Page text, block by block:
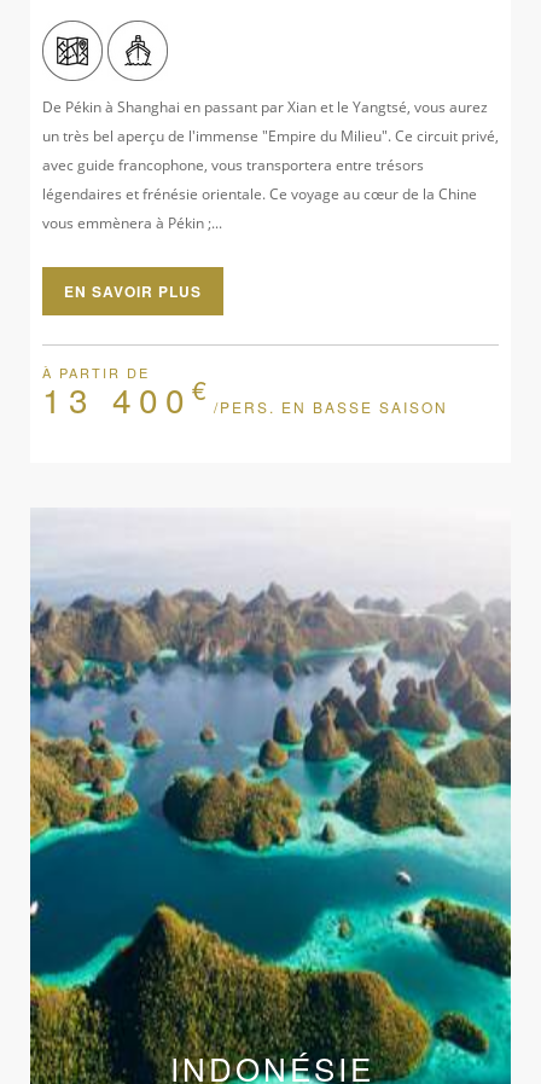
De Pékin à Shanghai en passant par Xian et le Yangtsé, vous aurez
un très bel aperçu de l'immense "Empire du Milieu". Ce circuit privé,
avec guide francophone, vous transportera entre trésors
légendaires et frénésie orientale. Ce voyage au cœur de la Chine
vous emmènera à Pékin ;...
EN SAVOIR PLUS
À PARTIR DE
13 400 € /PERS. EN BASSE SAISON
INDONÉSIE